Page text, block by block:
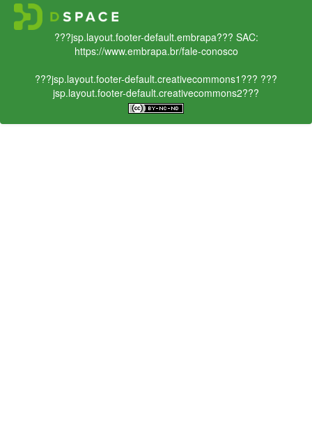
???jsp.layout.footer-default.embrapa??? SAC:
https://www.embrapa.br/fale-conosco
???jsp.layout.footer-default.creativecommons1??? ???
jsp.layout.footer-default.creativecommons2???